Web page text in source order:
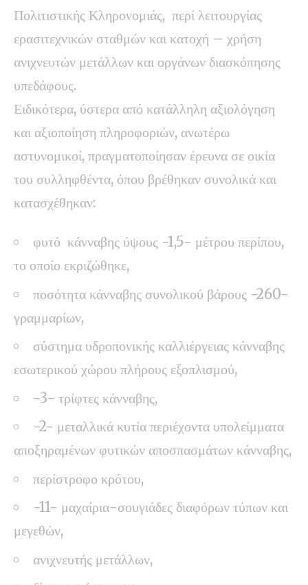
Πολιτιστικής Κληρονομιάς, περί λειτουργίας
ερασιτεχνικών σταθμών και κατοχή – χρήση
ανιχνευτών μετάλλων και οργάνων διασκόπησης
υπεδάφους.
Ειδικότερα, ύστερα από κατάλληλη αξιολόγηση
και αξιοποίηση πληροφοριών, ανωτέρω
αστυνομικοί, πραγματοποίησαν έρευνα σε οικία
του συλληφθέντα, όπου βρέθηκαν συνολικά και
κατασχέθηκαν:
φυτό κάνναβης ύψους -1,5- μέτρου περίπου,
το οποίο εκριζώθηκε,
ποσότητα κάνναβης συνολικού βάρους -260-
γραμμαρίων,
σύστημα υδροπονικής καλλιέργειας κάνναβης
εσωτερικού χώρου πλήρους εξοπλισμού,
-3- τρίφτες κάνναβης,
-2- μεταλλικά κυτία περιέχοντα υπολείμματα
αποξηραμένων φυτικών αποσπασμάτων κάνναβης,
περίστροφο κρότου,
-11- μαχαίρια-σουγιάδες διαφόρων τύπων και
μεγεθών,
ανιχνευτής μετάλλων,